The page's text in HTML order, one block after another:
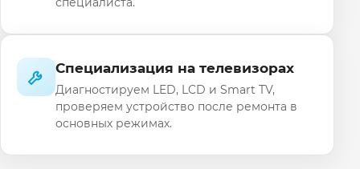
Специализация на телевизорах
Диагностируем LED, LCD и Smart TV,
проверяем устройство после ремонта в
основных режимах.